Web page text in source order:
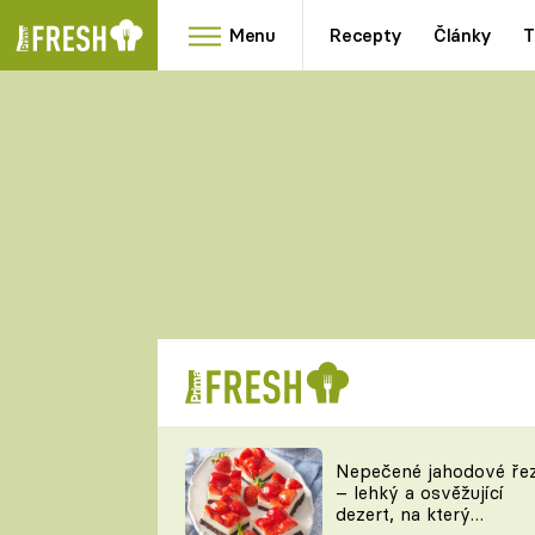
Menu Recepty Články
RYCHLOVKY
TEĎ VAŘÍ ŠÉF!
Nepečené jahodové
– lehký a osvěžující
dezert, na který